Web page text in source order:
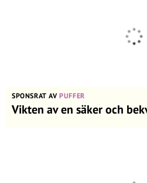
SPONSRAT AVPUFFER
Vikten av en säker och